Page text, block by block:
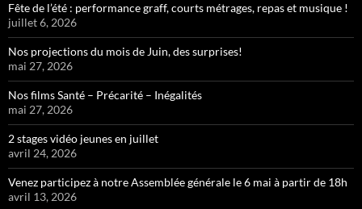
Fête de l’été : performance graff, courts métrages, repas et musique !
juillet 6, 2026
Nos projections du mois de Juin, des surprises!
mai 27, 2026
Nos films Santé – Précarité – Inégalités
mai 27, 2026
2 stages vidéo jeunes en juillet
avril 24, 2026
Venez participez à notre Assemblée générale le 6 mai à partir de 18h
avril 13, 2026